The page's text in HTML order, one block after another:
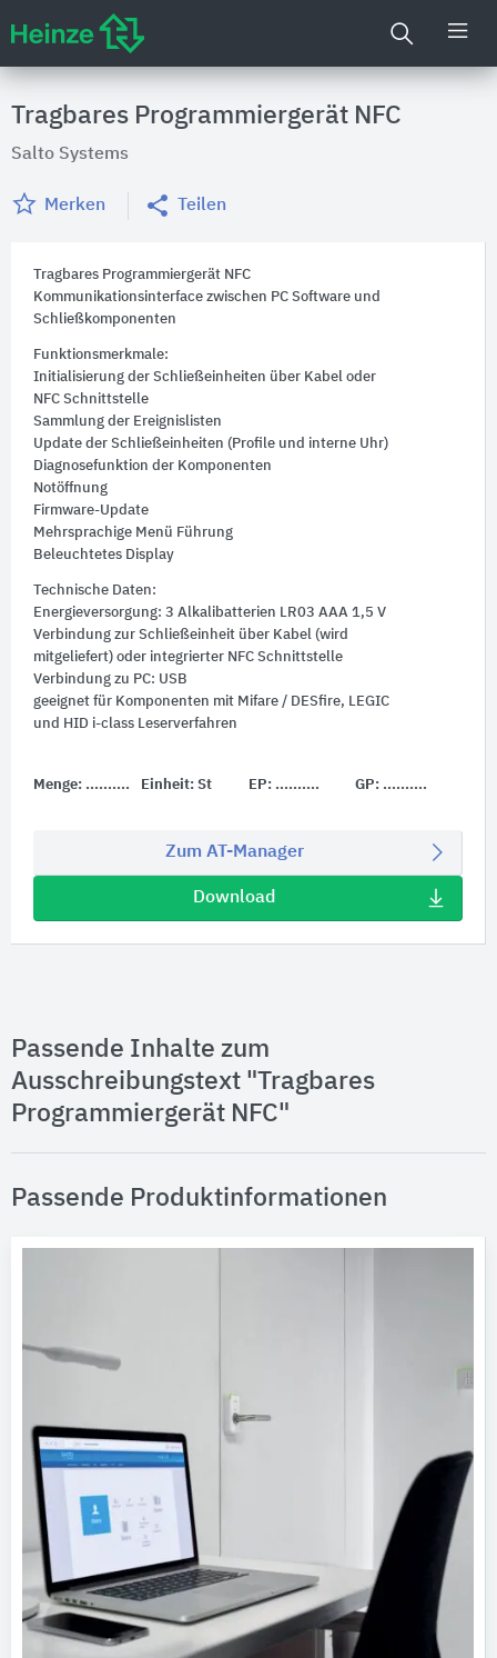
Tragbares Programmiergerät NFC
Salto Systems
Merken Teilen
Tragbares Programmiergerät NFC
Kommunikationsinterface zwischen PC Software und
Schließkomponenten
Funktionsmerkmale:
Initialisierung der Schließeinheiten über Kabel oder
NFC Schnittstelle
Sammlung der Ereignislisten
Update der Schließeinheiten (Profile und interne Uhr)
Diagnosefunktion der Komponenten
Notöffnung
Firmware-Update
Mehrsprachige Menü Führung
Beleuchtetes Display
Technische Daten:
Energieversorgung: 3 Alkalibatterien LR03 AAA 1,5 V
Verbindung zur Schließeinheit über Kabel (wird
mitgeliefert) oder integrierter NFC Schnittstelle
Verbindung zu PC: USB
geeignet für Komponenten mit Mifare / DESfire, LEGIC
und HID i-class Leserverfahren
Menge: .......... Einheit: St EP: .......... GP: ..........
Zum AT-Manager
Download
Passende Inhalte zum
Ausschreibungstext "Tragbares
Programmiergerät NFC"
Passende Produktinformationen